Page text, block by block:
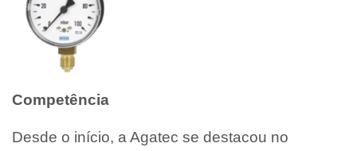
Competência
Desde o início, a Agatec se destacou no